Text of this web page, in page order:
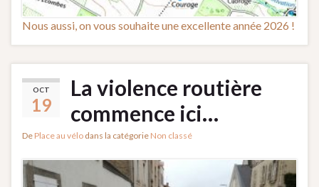
Nous aussi, on vous souhaite une excellente année 2026 !
OCT
19
La violence routière
commence ici…
De Place au vélo dans la catégorie Non classé